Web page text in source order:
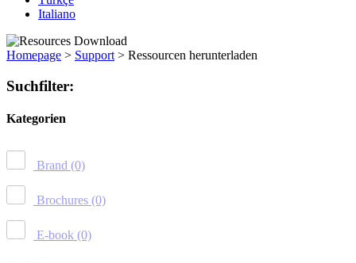
Italiano
Homepage > Support > Ressourcen herunterladen
Suchfilter:
Kategorien
Brand (0)
Brochures (0)
E-book (0)